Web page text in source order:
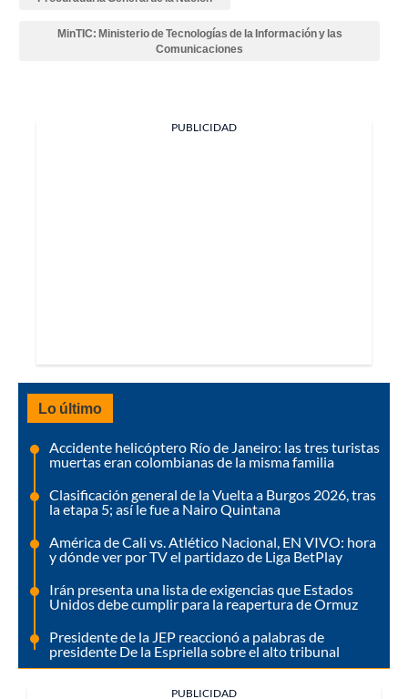
MinTIC: Ministerio de Tecnologías de la Información y las
Comunicaciones
PUBLICIDAD
Lo último
Accidente helicóptero Río de Janeiro: las tres turistas
muertas eran colombianas de la misma familia
Clasificación general de la Vuelta a Burgos 2026, tras
la etapa 5; así le fue a Nairo Quintana
América de Cali vs. Atlético Nacional, EN VIVO: hora
y dónde ver por TV el partidazo de Liga BetPlay
Irán presenta una lista de exigencias que Estados
Unidos debe cumplir para la reapertura de Ormuz
Presidente de la JEP reaccionó a palabras de
presidente De la Espriella sobre el alto tribunal
PUBLICIDAD